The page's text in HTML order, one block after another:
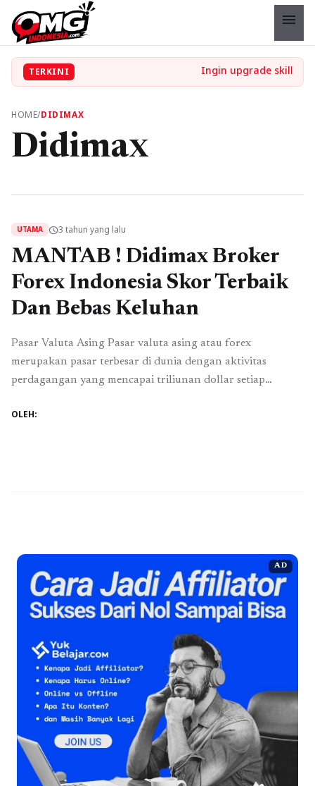
menu
TERKINI
HOME/DIDIMAX
Didimax
UTAMA schedule3 tahun yang lalu
MANTAB ! Didimax Broker
Forex Indonesia Skor Terbaik
Dan Bebas Keluhan
Pasar Valuta Asing Pasar valuta asing atau forex
merupakan pasar terbesar di dunia dengan aktivitas
perdagangan yang mencapai triliunan dollar setiap
jumlah penduduk terbesar di dunia, turut memiliki peran
OLEH:
AD